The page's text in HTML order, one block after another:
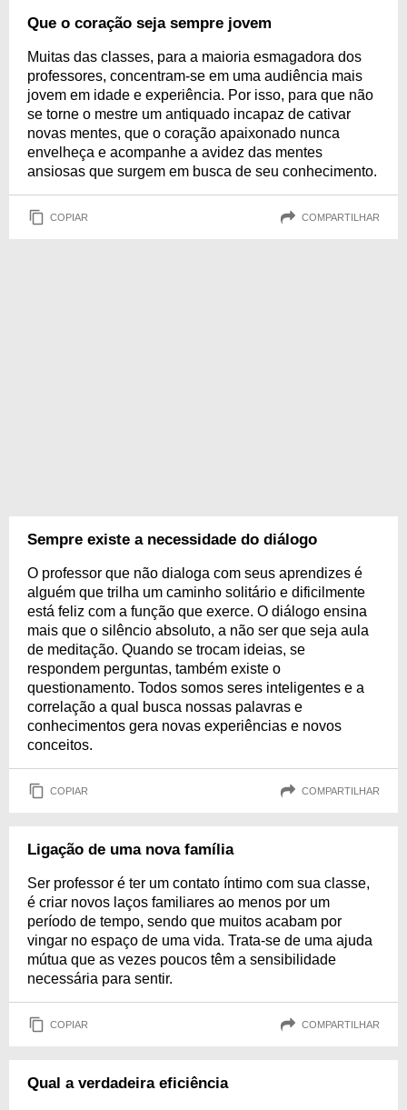
Que o coração seja sempre jovem
Muitas das classes, para a maioria esmagadora dos
professores, concentram-se em uma audiência mais
jovem em idade e experiência. Por isso, para que não
se torne o mestre um antiquado incapaz de cativar
novas mentes, que o coração apaixonado nunca
envelheça e acompanhe a avidez das mentes
ansiosas que surgem em busca de seu conhecimento.
COPIAR COMPARTILHAR
Sempre existe a necessidade do diálogo
O professor que não dialoga com seus aprendizes é
alguém que trilha um caminho solitário e dificilmente
está feliz com a função que exerce. O diálogo ensina
mais que o silêncio absoluto, a não ser que seja aula
de meditação. Quando se trocam ideias, se
respondem perguntas, também existe o
questionamento. Todos somos seres inteligentes e a
correlação a qual busca nossas palavras e
conhecimentos gera novas experiências e novos
conceitos.
COPIAR COMPARTILHAR
Ligação de uma nova família
Ser professor é ter um contato íntimo com sua classe,
é criar novos laços familiares ao menos por um
período de tempo, sendo que muitos acabam por
vingar no espaço de uma vida. Trata-se de uma ajuda
mútua que as vezes poucos têm a sensibilidade
necessária para sentir.
COPIAR COMPARTILHAR
Qual a verdadeira eficiência